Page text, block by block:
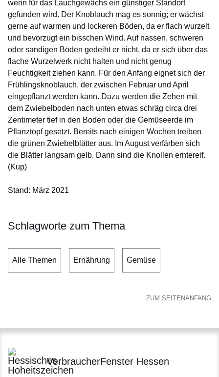
wenn für das Lauchgewächs ein günstiger Standort
gefunden wird. Der Knoblauch mag es sonnig; er wächst
gerne auf warmen und lockeren Böden, da er flach wurzelt
und bevorzugt ein bisschen Wind. Auf nassen, schweren
oder sandigen Böden gedeiht er nicht, da er sich über das
flache Wurzelwerk nicht halten und nicht genug
Feuchtigkeit ziehen kann. Für den Anfang eignet sich der
Frühlingsknoblauch, der zwischen Februar und April
eingepflanzt werden kann. Dazu werden die Zehen mit
dem Zwiebelboden nach unten etwas schräg circa drei
Zentimeter tief in den Boden oder die Gemüseerde im
Pflanztopf gesetzt. Bereits nach einigen Wochen treiben
die grünen Zwiebelblätter aus. Im August verfärben sich
die Blätter langsam gelb. Dann sind die Knollen erntereif.
(Kup)
Stand: März 2021
Schlagworte zum Thema
Alle Themen Ernährung Gemüse
ZUM SEITENANFANG
VerbraucherFenster Hessen